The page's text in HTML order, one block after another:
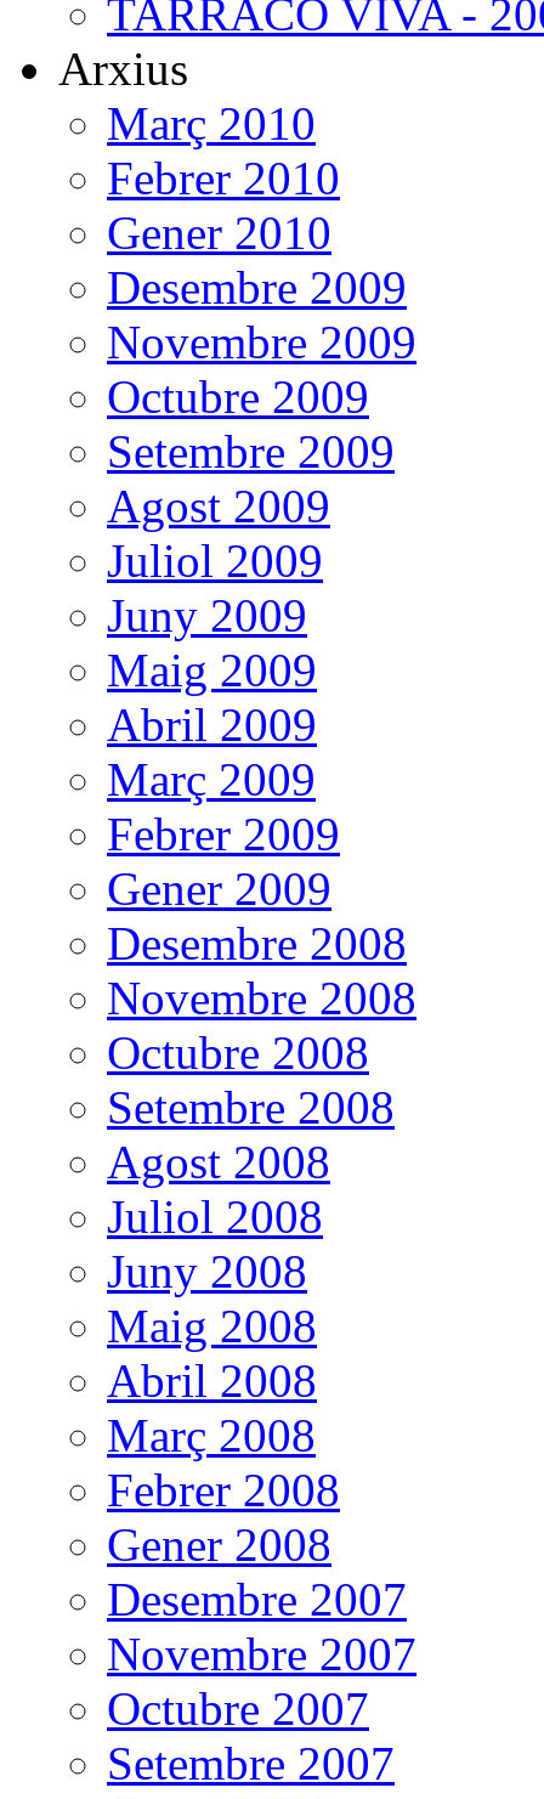
TARRACO VIVA -
Arxius
Març 2010
Febrer 2010
Gener 2010
Desembre 2009
Novembre 2009
Octubre 2009
Setembre 2009
Agost 2009
Juliol 2009
Juny 2009
Maig 2009
Abril 2009
Març 2009
Febrer 2009
Gener 2009
Desembre 2008
Novembre 2008
Octubre 2008
Setembre 2008
Agost 2008
Juliol 2008
Juny 2008
Maig 2008
Abril 2008
Març 2008
Febrer 2008
Gener 2008
Desembre 2007
Novembre 2007
Octubre 2007
Setembre 2007